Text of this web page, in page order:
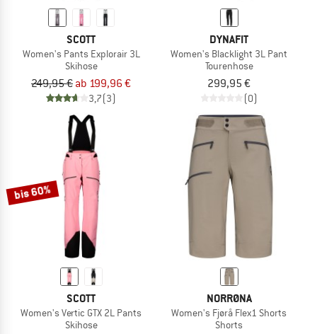
SCOTT
Women's Pants Explorair 3L
Skihose
249,95 € ab 199,96 €
3,7(3)
DYNAFIT
Women's Blacklight 3L Pant
Tourenhose
299,95 €
(0)
bis 60%
SCOTT
Women's Vertic GTX 2L Pants
Skihose
NORRØNA
Women's Fjørå Flex1 Shorts
Shorts